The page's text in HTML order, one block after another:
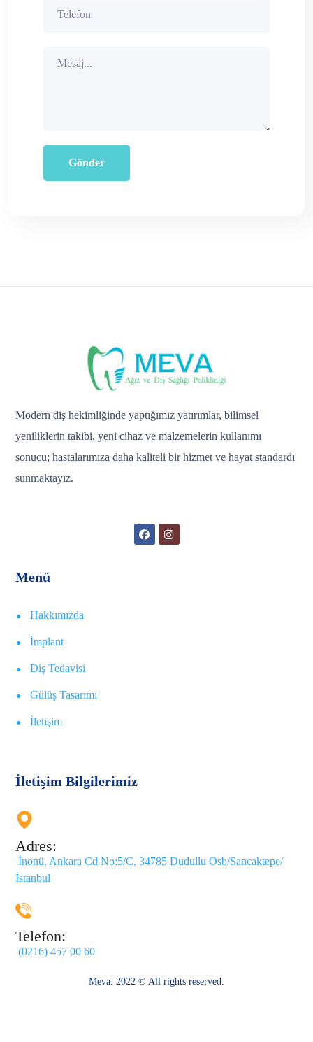
Modern diş hekimliğinde yaptığımız yatırımlar, bilimsel
yeniliklerin takibi, yeni cihaz ve malzemelerin kullanımı
sonucu; hastalarımıza daha kaliteli bir hizmet ve hayat standardı
sunmaktayız.
Menü
Hakkımızda
İmplant
Diş Tedavisi
Gülüş Tasarımı
İletişim
İletişim Bilgilerimiz
Adres:
İnönü, Ankara Cd No:5/C, 34785 Dudullu Osb/Sancaktepe/
İstanbul
Telefon:
(0216) 457 00 60
Meva. 2022 © All rights reserved.